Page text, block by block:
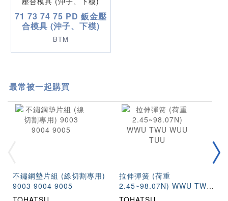
71 73 74 75 PD 鈑金壓
合模具 (沖子、下模)
BTM
最常被一起購買
不鏽鋼墊片組 (線切割專用)
9003 9004 9005
拉伸彈簧 (荷重
2.45~98.07N) WWU TWU
WUU TUU